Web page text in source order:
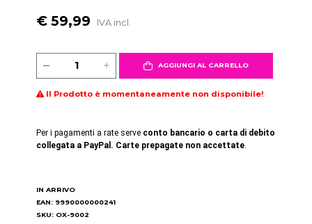
€ 59,99 IVA incl.
AGGIUNGI AL CARRELLO
Il Prodotto è momentaneamente non disponibile!
Per i pagamenti a rate serve conto bancario o carta di debito
collegata a PayPal. Carte prepagate non accettate.
IN ARRIVO
EAN: 9990000000241
SKU: OX-9002